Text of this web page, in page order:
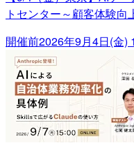
トセンター～顧客体験
開催前2026年9月4日(金)